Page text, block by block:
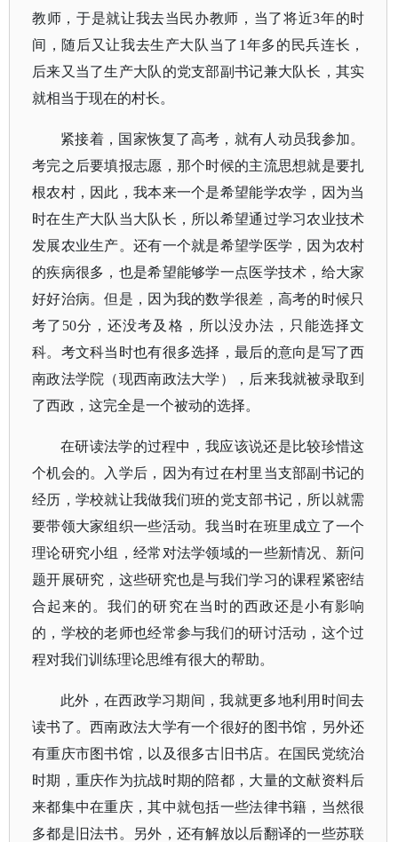
教师，于是就让我去当民办教师，当了将近3年的时
间，随后又让我去生产大队当了1年多的民兵连长，
后来又当了生产大队的党支部副书记兼大队长，其实
就相当于现在的村长。
紧接着，国家恢复了高考，就有人动员我参加。
考完之后要填报志愿，那个时候的主流思想就是要扎
根农村，因此，我本来一个是希望能学农学，因为当
时在生产大队当大队长，所以希望通过学习农业技术
发展农业生产。还有一个就是希望学医学，因为农村
的疾病很多，也是希望能够学一点医学技术，给大家
好好治病。但是，因为我的数学很差，高考的时候只
考了 50分，还没考及格，所以没办法，只能选择文
科。考文科当时也有很多选择，最后的意向是写了西
南政法学院（现西南政法大学），后来我就被录取到
了西政，这完全是一个被动的选择。
在研读法学的过程中，我应该说还是比较珍惜这
个机会的。入学后，因为有过在村里当支部副书记的
经历，学校就让我做我们班的党支部书记，所以就需
要带领大家组织一些活动。我当时在班里成立了一个
理论研究小组，经常对法学领域的一些新情况、新问
题开展研究，这些研究也是与我们学习的课程紧密结
合起来的。我们的研究在当时的西政还是小有影响
的，学校的老师也经常参与我们的研讨活动，这个过
程对我们训练理论思维有很大的帮助。
此外，在西政学习期间，我就更多地利用时间去
读书了。西南政法大学有一个很好的图书馆，另外还
有重庆市图书馆，以及很多古旧书店。在国民党统治
时期，重庆作为抗战时期的陪都，大量的文献资料后
来都集中在重庆，其中就包括一些法律书籍，当然很
多都是旧法书。另外，还有解放以后翻译的一些苏联